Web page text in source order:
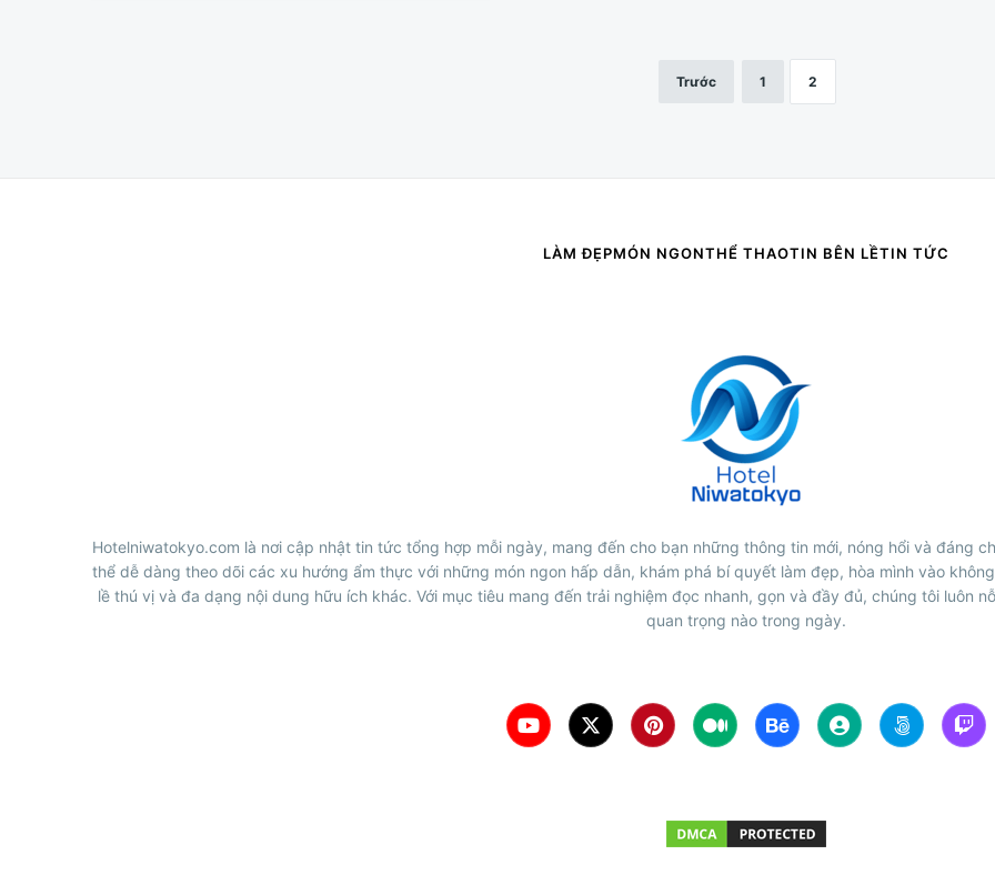
Trước 1 2
LÀM ĐẸPMÓN NGONTHỂ THAOTIN BÊN LỀTIN TỨC
Hotelniwatokyo.com là nơi cập nhật tin tức tổng hợp mỗi ngày, mang đến cho bạn những thông tin mới, nóng hổi và đáng
thể dễ dàng theo dõi các xu hướng ẩm thực với những món ngon hấp dẫn, khám phá bí quyết làm đẹp, hòa mình vào
lề thú vị và đa dạng nội dung hữu ích khác. Với mục tiêu mang đến trải nghiệm đọc nhanh, gọn và đầy đủ, chúng tôi luôn
quan trọng nào trong ngày.